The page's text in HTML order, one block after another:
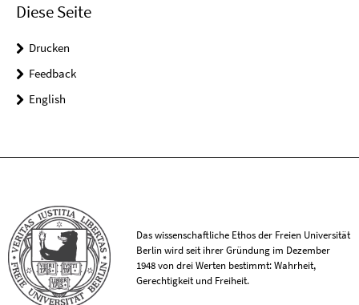
Diese Seite
Drucken
Feedback
English
Das wissenschaftliche Ethos der Freien Universität
Berlin wird seit ihrer Gründung im Dezember
1948 von drei Werten bestimmt: Wahrheit,
Gerechtigkeit und Freiheit.